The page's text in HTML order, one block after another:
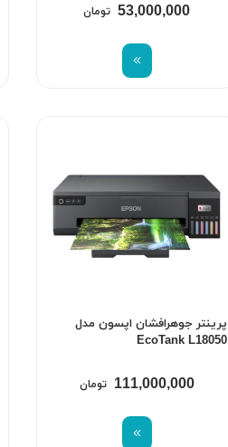
53,000,000 تومان
پرینتر جوهرافشان اپسون مدل
EcoTank L18050
111,000,000 تومان